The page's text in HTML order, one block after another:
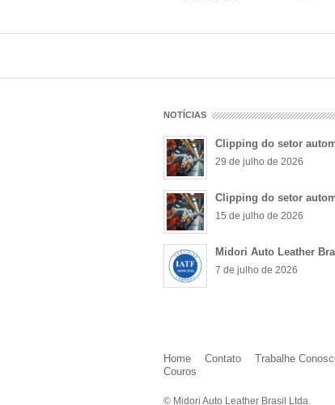
NOTÍCIAS
Clipping do setor
29 de julho de 2026
Clipping do setor
15 de julho de 2026
Midori Auto Leather
7 de julho de 2026
Home Contato Trabalhe
Couros
© Midori Auto Leather Brasil Ltda.